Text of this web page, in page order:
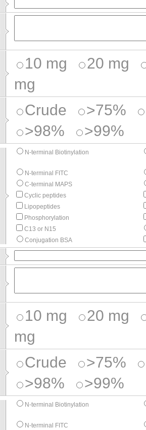
10 mg
20 mg
mg
Crude >75%
>98%
>99%
N-terminal Biotinylation
N-terminal FITC
C-terminal MAPS
Cyclic peptides
Lipopeptides
Phosphorylation
C13 or N15
Conjugation BSA
10 mg
20 mg
mg
Crude >75%
>98%
>99%
N-terminal Biotinylation
N-terminal FITC